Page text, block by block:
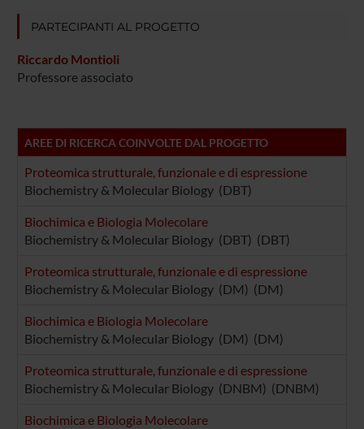
PARTECIPANTI AL PROGETTO
Riccardo Montioli
Professore associato
AREE DI RICERCA COINVOLTE DAL PROGETTO
Proteomica strutturale, funzionale e di espressione
Biochemistry & Molecular Biology (DBT)
Biochimica e Biologia Molecolare
Biochemistry & Molecular Biology (DBT) (DBT)
Proteomica strutturale, funzionale e di espressione
Biochemistry & Molecular Biology (DM) (DM)
Biochimica e Biologia Molecolare
Biochemistry & Molecular Biology (DM) (DM)
Proteomica strutturale, funzionale e di espressione
Biochemistry & Molecular Biology (DNBM) (DNBM)
Biochimica e Biologia Molecolare